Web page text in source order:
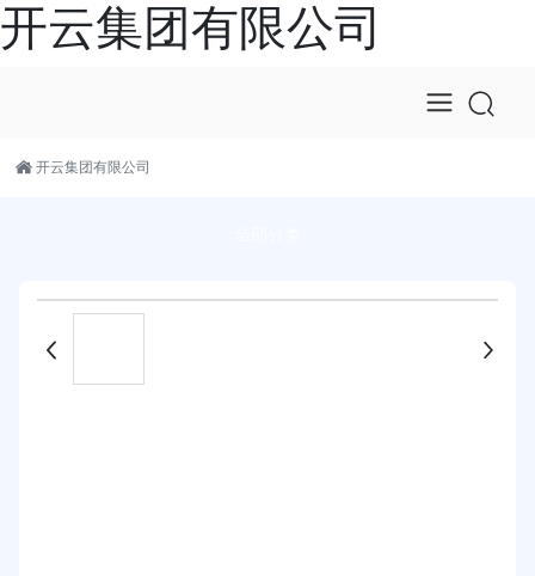
开云集团有限公司
开云集团有限公司